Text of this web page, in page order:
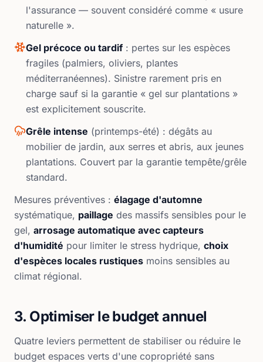
l'assurance — souvent considéré comme « usure
naturelle ».
Gel précoce ou tardif: pertes sur les espèces
fragiles (palmiers, oliviers, plantes
méditerranéennes). Sinistre rarement pris en
charge sauf si la garantie « gel sur plantations »
est explicitement souscrite.
Grêle intense (printemps-été) : dégâts au
mobilier de jardin, aux serres et abris, aux jeunes
plantations. Couvert par la garantie tempête/grêle
standard.
Mesures préventives : élagage d'automne
systématique, paillage des massifs sensibles pour le
gel, arrosage automatique avec capteurs
d'humidité pour limiter le stress hydrique, choix
d'espèces locales rustiques moins sensibles au
climat régional.
3. Optimiser le budget annuel
Quatre leviers permettent de stabiliser ou réduire le
budget espaces verts d'une copropriété sans